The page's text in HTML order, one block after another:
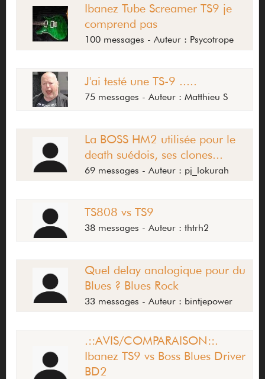
Ibanez Tube Screamer TS9 je
comprend pas
100 messages - Auteur : Psycotrope
J'ai testé une TS-9 .....
75 messages - Auteur : Matthieu S
La BOSS HM2 utilisée pour le
death suédois, ses clones...
69 messages - Auteur : pj_lokurah
TS808 vs TS9
38 messages - Auteur : thtrh2
Quel delay analogique pour du
Blues ? Blues Rock
33 messages - Auteur : bintjepower
.::AVIS/COMPARAISON::.
Ibanez TS9 vs Boss Blues Driver
BD2